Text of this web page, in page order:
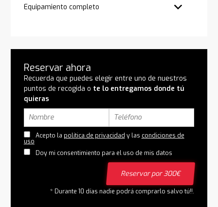
Equipamiento completo
Reservar ahora
Recuerda que puedes elegir entre uno de nuestros
puntos de recogida o te lo entregamos donde tú
quieras
Acepto la política de privacidad y las condiciones de
uso
Doy mi consentimiento para el uso de mis datos
Reservar por 300€
* Durante 10 días nadie podrá comprarlo salvo tú!!.